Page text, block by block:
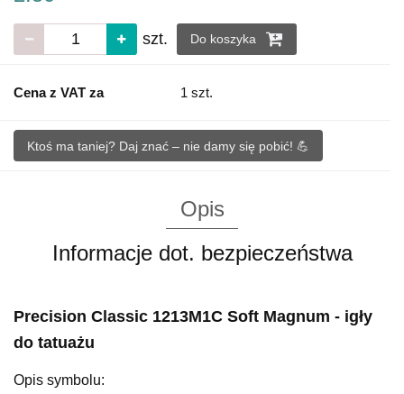
szt. Do koszyka
Cena z VAT za 1 szt.
Ktoś ma taniej? Daj znać – nie damy się pobić! 💪
Opis
Informacje dot. bezpieczeństwa
Precision Classic 1213M1C Soft Magnum - igły
do tatuażu
Opis symbolu: